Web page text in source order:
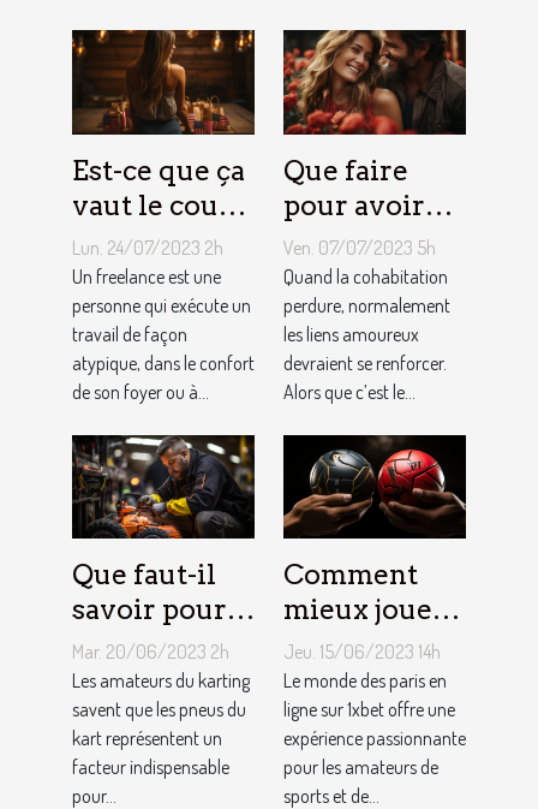
Est-ce que ça
vaut le coup
de devenir
indépendant
?
Lun. 24/07/2023 2h
Un freelance est une
personne qui exécute un
travail de façon
atypique, dans le confort
de son foyer ou à...
Que faire
pour avoir
toujours la
vie rose en
couple ?
Ven. 07/07/2023 5h
Quand la cohabitation
perdure, normalement
les liens amoureux
devraient se renforcer.
Alors que c’est le...
Que faut-il
savoir pour
un meilleur
ajustement
de la
pression des
pneus de
Mar. 20/06/2023 2h
Les amateurs du karting
savent que les pneus du
kart représentent un
facteur indispensable
pour...
Comment
mieux jouer
pour gagner
au jeu
1XBET ?
Jeu. 15/06/2023 14h
Le monde des paris en
ligne sur 1xbet offre une
expérience passionnante
pour les amateurs de
sports et de...